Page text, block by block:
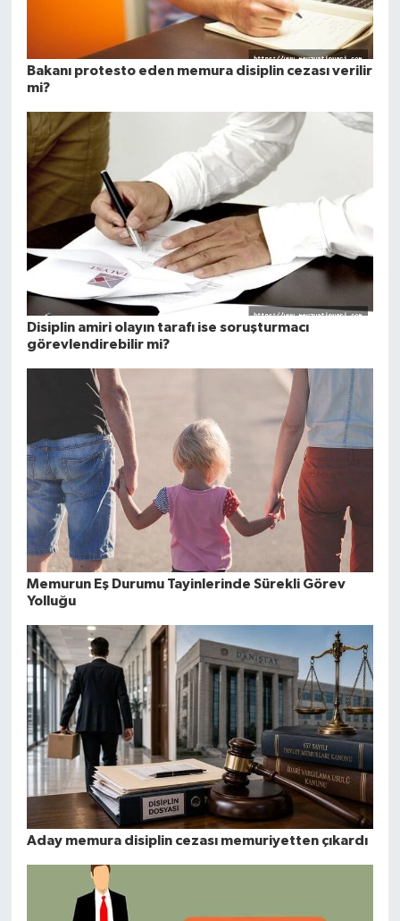
Bakanı protesto eden memura disiplin cezası verilir
mi?
Disiplin amiri olayın tarafı ise soruşturmacı
görevlendirebilir mi?
Memurun Eş Durumu Tayinlerinde Sürekli Görev
Yolluğu
Aday memura disiplin cezası memuriyetten çıkardı